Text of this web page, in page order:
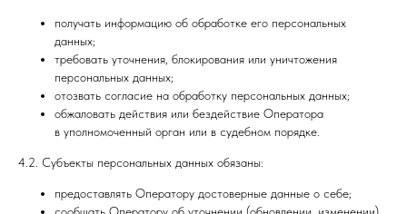
получать информацию об обработке его персональных
данных;
требовать уточнения, блокирования или уничтожения
персональных данных;
отозвать согласие на обработку персональных данных;
обжаловать действия или бездействие Оператора
в уполномоченный орган или в судебном порядке.
4.2. Субъекты персональных данных обязаны:
предоставлять Оператору достоверные данные о себе;